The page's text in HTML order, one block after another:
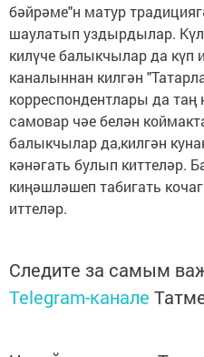
бәйрәме"н матур
шаулатып уздырдылар.
килүче балыкчылар да күп
каналыннан килгән
корреспондентлары да
самовар чәе белән
балыкчылар да,килгән
кәнәгать булып киттеләр.
киңәшләшеп табигать
иттеләр.
Следите за самым
Telegram-канале